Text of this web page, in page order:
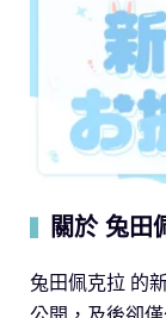
關於 兔田
兔田佩克拉 的